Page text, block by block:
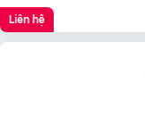
Liên hệ